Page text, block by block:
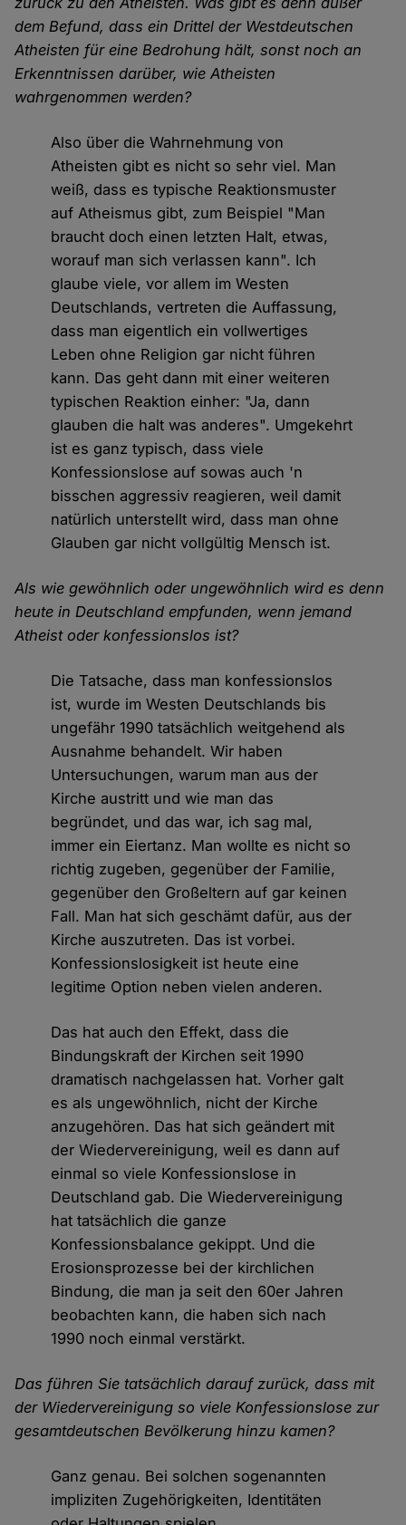
dem Befund, dass ein Drittel der Westdeutschen
Atheisten für eine Bedrohung hält, sonst noch an
Erkenntnissen darüber, wie Atheisten
wahrgenommen werden?
Also über die Wahrnehmung von
Atheisten gibt es nicht so sehr viel. Man
weiß, dass es typische Reaktionsmuster
auf Atheismus gibt, zum Beispiel "Man
braucht doch einen letzten Halt, etwas,
worauf man sich verlassen kann". Ich
glaube viele, vor allem im Westen
Deutschlands, vertreten die Auffassung,
dass man eigentlich ein vollwertiges
Leben ohne Religion gar nicht führen
kann. Das geht dann mit einer weiteren
typischen Reaktion einher: "Ja, dann
glauben die halt was anderes". Umgekehrt
ist es ganz typisch, dass viele
Konfessionslose auf sowas auch 'n
bisschen aggressiv reagieren, weil damit
natürlich unterstellt wird, dass man ohne
Glauben gar nicht vollgültig Mensch ist.
Als wie gewöhnlich oder ungewöhnlich wird es denn
heute in Deutschland empfunden, wenn jemand
Atheist oder konfessionslos ist?
Die Tatsache, dass man konfessionslos
ist, wurde im Westen Deutschlands bis
ungefähr 1990 tatsächlich weitgehend als
Ausnahme behandelt. Wir haben
Untersuchungen, warum man aus der
Kirche austritt und wie man das
begründet, und das war, ich sag mal,
immer ein Eiertanz. Man wollte es nicht so
richtig zugeben, gegenüber der Familie,
gegenüber den Großeltern auf gar keinen
Fall. Man hat sich geschämt dafür, aus der
Kirche auszutreten. Das ist vorbei.
Konfessionslosigkeit ist heute eine
legitime Option neben vielen anderen.
Das hat auch den Effekt, dass die
Bindungskraft der Kirchen seit 1990
dramatisch nachgelassen hat. Vorher galt
es als ungewöhnlich, nicht der Kirche
anzugehören. Das hat sich geändert mit
der Wiedervereinigung, weil es dann auf
einmal so viele Konfessionslose in
Deutschland gab. Die Wiedervereinigung
hat tatsächlich die ganze
Konfessionsbalance gekippt. Und die
Erosionsprozesse bei der kirchlichen
Bindung, die man ja seit den 60er Jahren
beobachten kann, die haben sich nach
1990 noch einmal verstärkt.
Das führen Sie tatsächlich darauf zurück, dass mit
der Wiedervereinigung so viele Konfessionslose zur
gesamtdeutschen Bevölkerung hinzu kamen?
Ganz genau. Bei solchen sogenannten
impliziten Zugehörigkeiten, Identitäten